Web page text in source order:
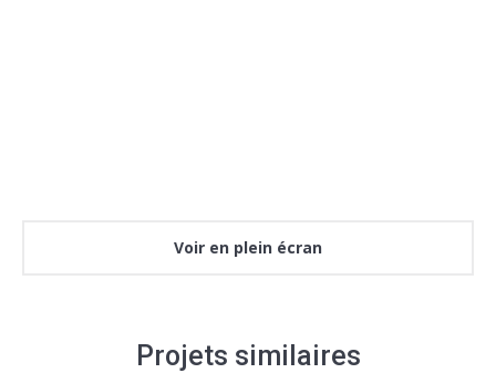
Voir en plein écran
Projets similaires